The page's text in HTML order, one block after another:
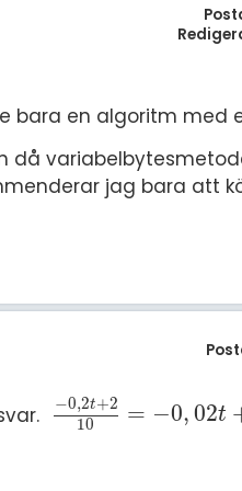
bara en algoritm med
då
jag bara att
−0,2t+2
10
= −0, 02t
-0,2t+2 10= -0,02t+0 ,